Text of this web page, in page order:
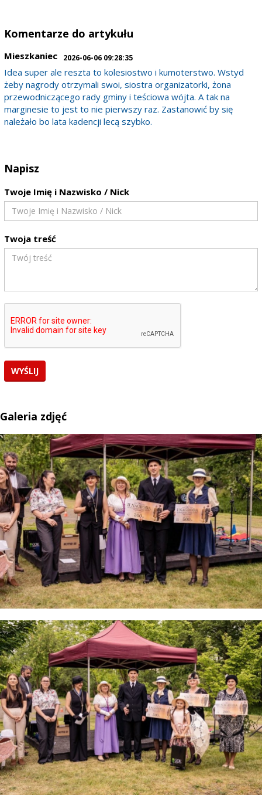
Komentarze do artykułu
Mieszkaniec 2026-06-06 09:28:35
Idea super ale reszta to kolesiostwo i kumoterstwo. Wstyd
żeby nagrody otrzymali swoi, siostra organizatorki, żona
przewodniczącego rady gminy i teściowa wójta. A tak na
marginesie to jest to nie pierwszy raz. Zastanowić by się
należało bo lata kadencji lecą szybko.
Napisz
Twoje Imię i Nazwisko / Nick
Twoja treść
Galeria zdjęć